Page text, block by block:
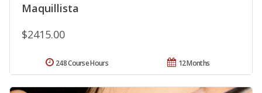
Maquillista
$2415.00
12 Months
248 Course Hours